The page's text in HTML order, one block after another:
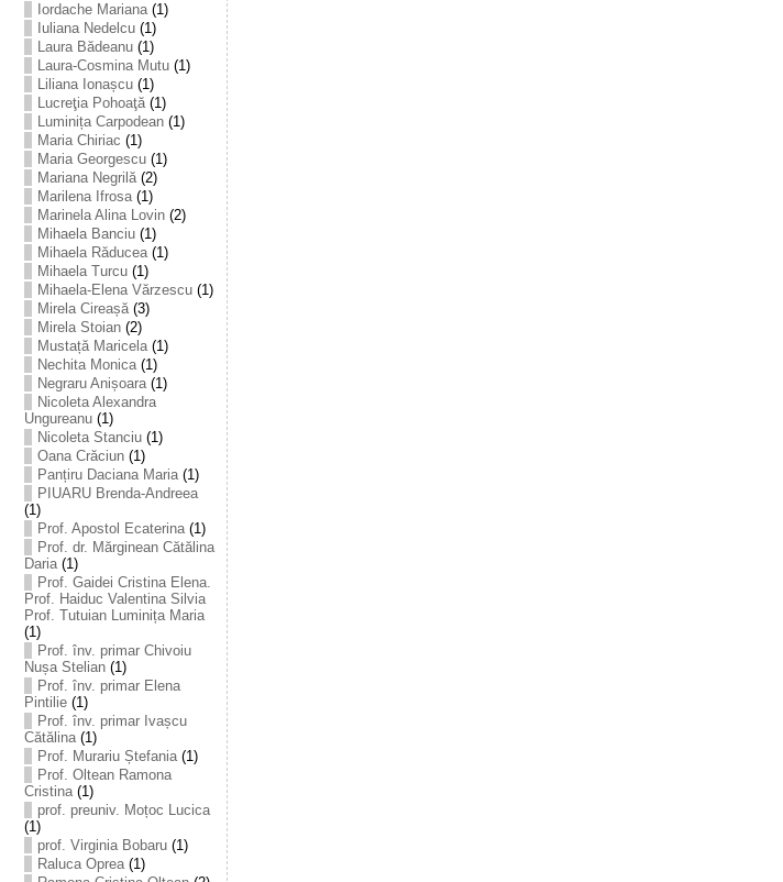
Iordache Mariana(1)
Iuliana Nedelcu(1)
Laura Bădeanu(1)
Laura-Cosmina Mutu(1)
Liliana Ionașcu(1)
Lucreţia Pohoaţă(1)
Luminița Carpodean(1)
Maria Chiriac (1)
Maria Georgescu(1)
Mariana Negrilă(2)
Marilena Ifrosa(1)
Marinela Alina Lovin(2)
Mihaela Banciu(1)
Mihaela Răducea(1)
Mihaela Turcu(1)
Mihaela-Elena Vărzescu(1)
Mirela Cireașă(3)
Mirela Stoian(2)
Mustață Maricela(1)
Nechita Monica(1)
Negraru Anișoara(1)
Nicoleta Alexandra
Ungureanu(1)
Nicoleta Stanciu(1)
Oana Crăciun(1)
Panțiru Daciana Maria(1)
PIUARU Brenda-Andreea
(1)
Prof. Apostol Ecaterina(1)
Prof. dr. Mărginean Cătălina
Daria(1)
Prof. Gaidei Cristina Elena.
Prof. Haiduc Valentina Silvia
Prof. Tutuian Luminița Maria
(1)
Prof. înv. primar Chivoiu
Nușa Stelian(1)
Prof. înv. primar Elena
Pintilie(1)
Prof. înv. primar Ivașcu
Cătălina(1)
Prof. Murariu Ștefania(1)
Prof. Oltean Ramona
Cristina(1)
prof. preuniv. Moțoc Lucica
(1)
prof. Virginia Bobaru(1)
Raluca Oprea(1)